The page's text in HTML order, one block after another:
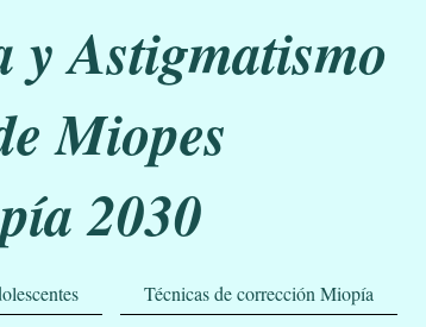
y Astigmatismo
Miopes
2030
Técnicas de corrección Miopía